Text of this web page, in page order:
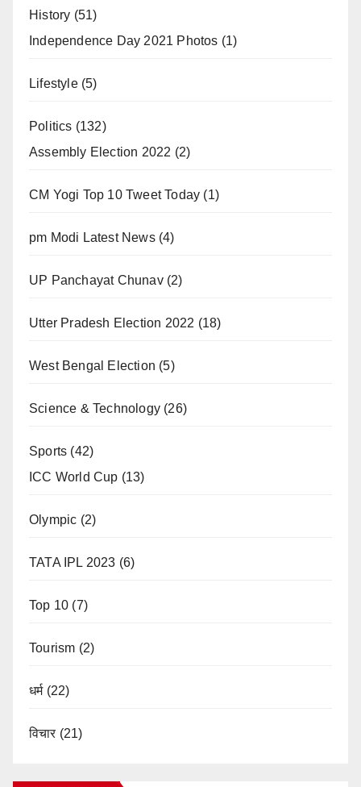
History (51)
Independence Day 2021 Photos (1)
Lifestyle(5)
Politics (132)
Assembly Election 2022 (2)
CM Yogi Top 10 Tweet Today (1)
pm Modi Latest News(4)
UP Panchayat Chunav(2)
Utter Pradesh Election 2022 (18)
West Bengal Election (5)
Science & Technology (26)
Sports (42)
ICC World Cup (13)
Olympic (2)
TATA IPL 2023 (6)
Top 10 (7)
Tourism (2)
धर्म(22)
विचार (21)